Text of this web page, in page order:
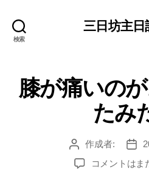
検索
三日坊主日
膝が痛いの
たみ
投
稿
者
作成者:
投
稿
日
膝
コメントはま